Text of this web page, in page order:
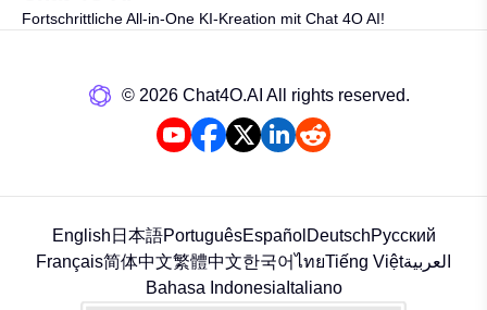
Fortschrittliche All-in-One KI-Kreation mit Chat 4O AI!
©️ 2026 Chat4O.AI All rights reserved.
English 日本語PortuguêsEspañol DeutschРусский
Français简体中文繁體中文한국어ไทยTiếng Việtالعربية
Bahasa Indonesia Italiano